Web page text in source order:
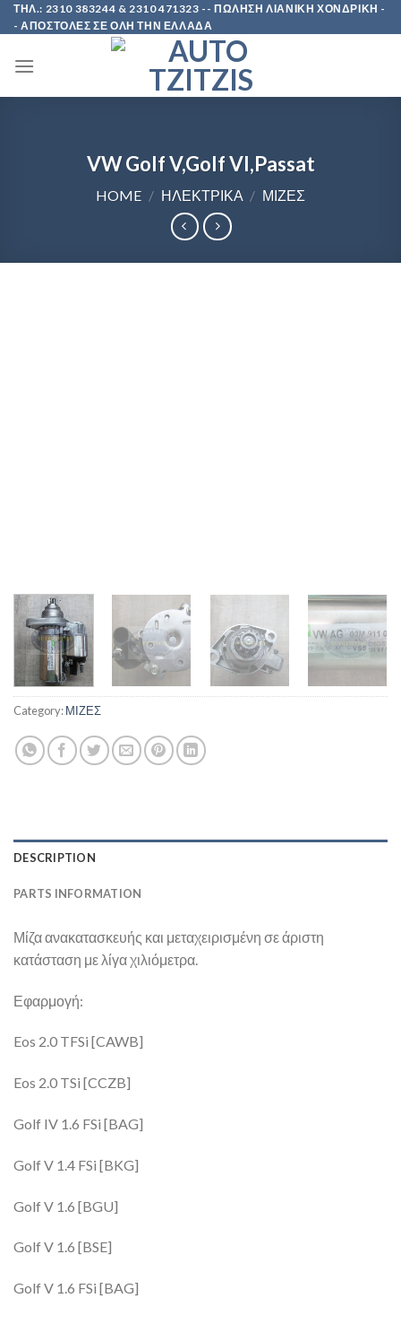
Skip
to
ΤΗΛ.: 2310 383244 & 2310 471323 -- ΠΩΛΗΣΗ ΛΙΑΝΙΚΗ ΧΟΝΔΡΙΚΗ -
- ΑΠΟΣΤΟΛΕΣ ΣΕ ΟΛΗ ΤΗΝ ΕΛΛΑΔΑ
VW Golf V,Golf VI,Passat
HOME / ΗΛΕΚΤΡΙΚΑ / ΜΙΖΕΣ
Category:ΜΙΖΕΣ
DESCRIPTION
PARTS INFORMATION
Μίζα ανακατασκευής και μεταχειρισμένη σε άριστη
κατάσταση με λίγα χιλιόμετρα.
Εφαρμογή:
Eos 2.0 TFSi [CAWB]
Eos 2.0 TSi [CCZB]
Golf IV 1.6 FSi [BAG]
Golf V 1.4 FSi [BKG]
Golf V 1.6 [BGU]
Golf V 1.6 [BSE]
Golf V 1.6 FSi [BAG]